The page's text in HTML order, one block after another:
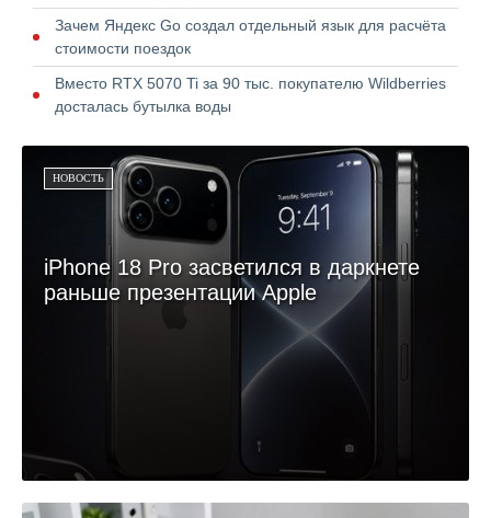
Зачем Яндекс Go создал отдельный язык для расчёта
стоимости поездок
Вместо RTX 5070 Ti за 90 тыс. покупателю Wildberries
досталась бутылка воды
НОВОСТЬ
iPhone 18 Pro засветился в даркнете
раньше презентации Apple